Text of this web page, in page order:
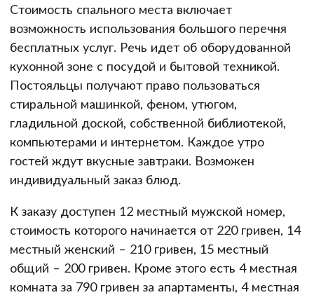
Стоимость спального места включает
возможность использования большого перечня
бесплатных услуг. Речь идет об оборудованной
кухонной зоне с посудой и бытовой техникой.
Постояльцы получают право пользоваться
стиральной машинкой, феном, утюгом,
гладильной доской, собственной библиотекой,
компьютерами и интернетом. Каждое утро
гостей ждут вкусные завтраки. Возможен
индивидуальный заказ блюд.
К заказу доступен 12 местный мужской номер,
стоимость которого начинается от 220 гривен, 14
местный женский – 210 гривен, 15 местный
общий – 200 гривен. Кроме этого есть 4 местная
комната за 790 гривен за апартаменты, 4 местная